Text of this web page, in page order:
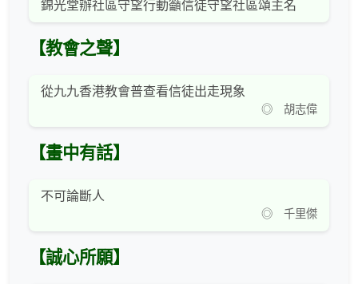
錦光堂辦社區守望行動籲信徒守望社區頌主名
【教會之聲】
從九九香港教會普查看信徒出走現象
◎ 胡志偉
【畫中有話】
不可論斷人
◎ 千里傑
【誠心所願】